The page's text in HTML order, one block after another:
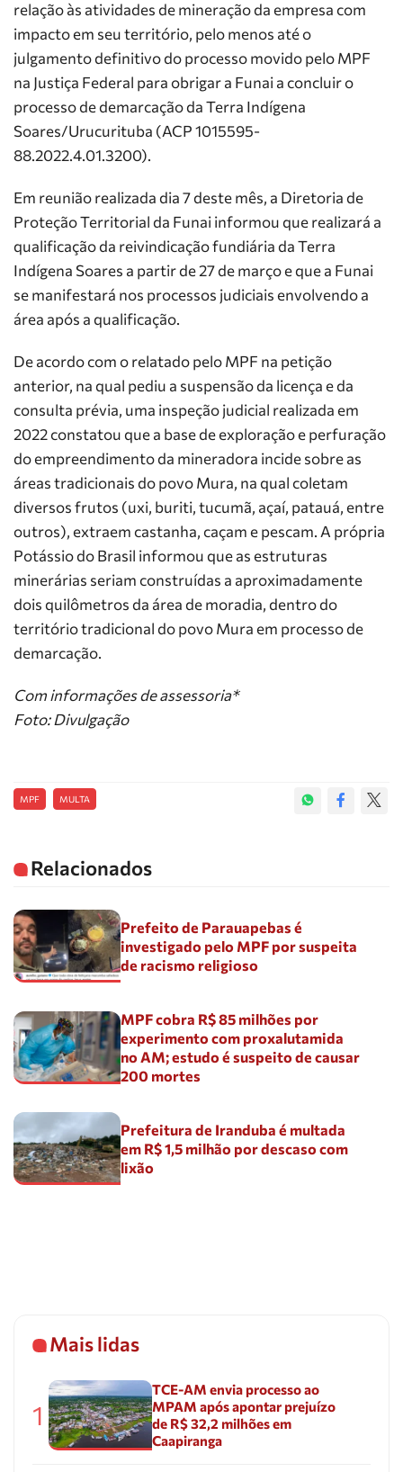
relação às atividades de mineração da empresa com
impacto em seu território, pelo menos até o
julgamento definitivo do processo movido pelo MPF
na Justiça Federal para obrigar a Funai a concluir o
processo de demarcação da Terra Indígena
Soares/Urucurituba (ACP 1015595-
88.2022.4.01.3200).
Em reunião realizada dia 7 deste mês, a Diretoria de
Proteção Territorial da Funai informou que realizará a
qualificação da reivindicação fundiária da Terra
Indígena Soares a partir de 27 de março e que a Funai
se manifestará nos processos judiciais envolvendo a
área após a qualificação.
De acordo com o relatado pelo MPF na petição
anterior, na qual pediu a suspensão da licença e da
consulta prévia, uma inspeção judicial realizada em
2022 constatou que a base de exploração e perfuração
do empreendimento da mineradora incide sobre as
áreas tradicionais do povo Mura, na qual coletam
diversos frutos (uxi, buriti, tucumã, açaí, patauá, entre
outros), extraem castanha, caçam e pescam. A própria
Potássio do Brasil informou que as estruturas
minerárias seriam construídas a aproximadamente
dois quilômetros da área de moradia, dentro do
território tradicional do povo Mura em processo de
demarcação.
Com informações de assessoria*
Foto: Divulgação
MPF MULTA
Relacionados
Prefeito de Parauapebas é
investigado pelo MPF por suspeita
de racismo religioso
MPF cobra R$ 85 milhões por
experimento com proxalutamida
no AM; estudo é suspeito de causar
200 mortes
Prefeitura de Iranduba é multada
em R$ 1,5 milhão por descaso com
lixão
Mais lidas
1
TCE-AM envia processo ao
MPAM após apontar prejuízo
de R$ 32,2 milhões em
Caapiranga